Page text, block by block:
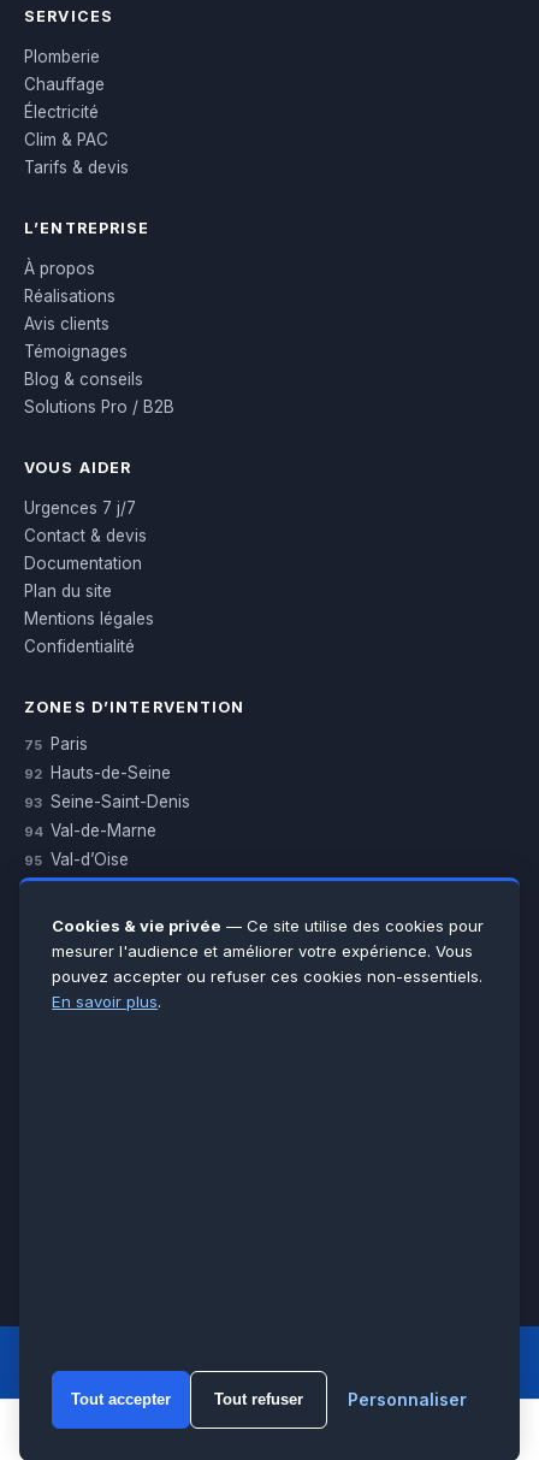
SERVICES
Plomberie
Chauffage
Électricité
Clim & PAC
Tarifs & devis
L’ENTREPRISE
À propos
Réalisations
Avis clients
Témoignages
Blog & conseils
Solutions Pro / B2B
VOUS AIDER
Urgences 7 j/7
Contact & devis
Documentation
Plan du site
Mentions légales
Confidentialité
ZONES D’INTERVENTION
75 Paris
92 Hauts-de-Seine
93 Seine-Saint-Denis
94 Val-de-Marne
95 Val-d’Oise
Essonne
Seine-et-Marne
Voir toutes les villes →
LCM
Cookies & vie privée — Ce site utilise des cookies pour
mesurer l'audience et améliorer votre expérience. Vous
pouvez accepter ou refuser ces cookies non-essentiels.
En savoir plus.
Tout accepter Tout refuser Personnaliser